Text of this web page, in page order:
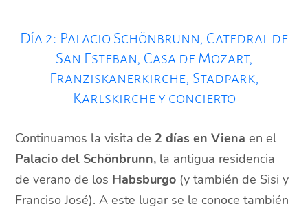
Día 2: Palacio Schönbrunn, Catedral de
San Esteban, Casa de Mozart,
Franziskanerkirche, Stadpark,
Karlskirche y concierto
Continuamos la visita de 2 días en Viena en el
Palacio del Schönbrunn, la antigua residencia
de verano de los Habsburgo (y también de Sisi y
Franciso José). A este lugar se le conoce también